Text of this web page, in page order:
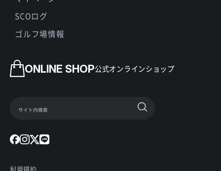
ONLINE SHOP公式オンラインショップ
SCOログ
ゴルフ場情報